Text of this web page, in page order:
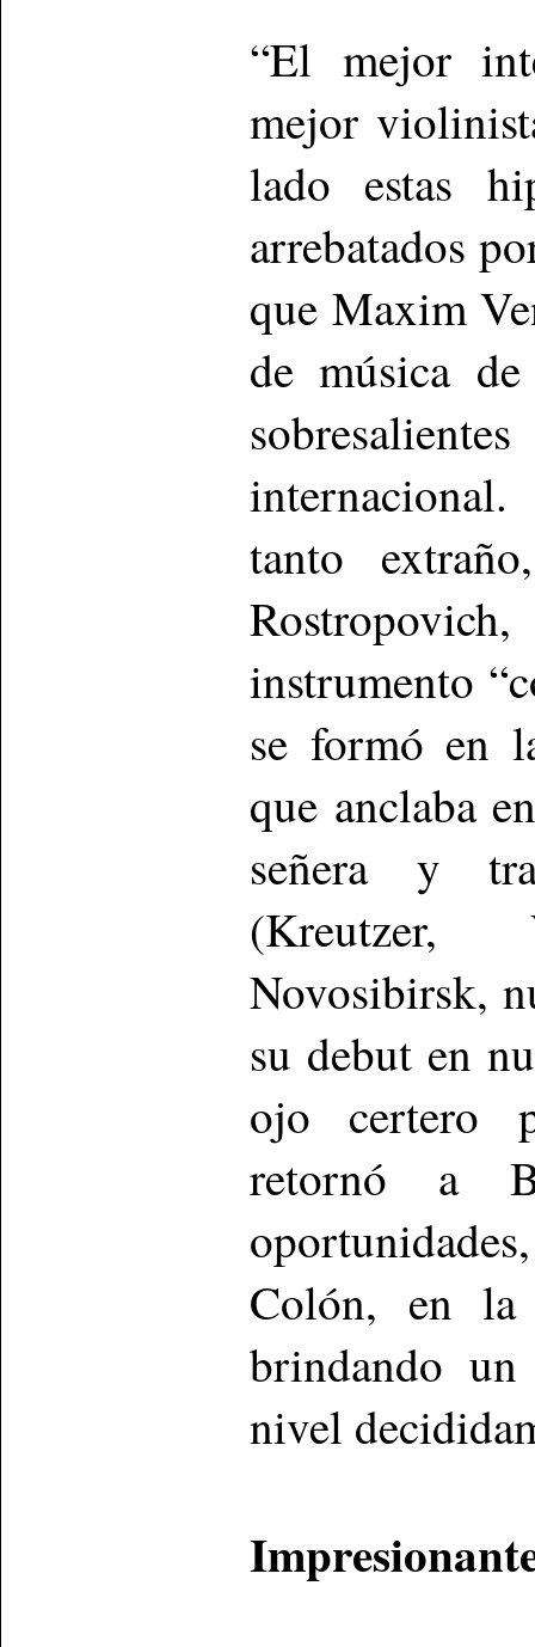
“El mejor
mejor
lado estas
arrebatados
que Maxim
de música
tanto
instrumento
se formó en
que anclaba
señera y
(Kreutzer,
Novosibirsk,
su debut en
ojo certero
retornó a
Colón, en la
brindando
nivel